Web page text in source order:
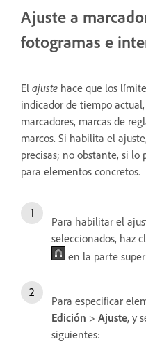
Ajuste a
fotogramas e
El ajuste hace que los
indicador de tiempo
marcadores, marcas de
marcos. Si habilita el
precisas; no obstante, si
para elementos concretos.
Para habilitar el
seleccionados, haz
en la parte
Para especificar
Edición > Ajuste, y
siguientes: